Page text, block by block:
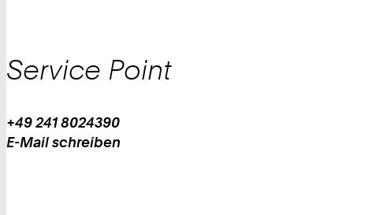
Service Point
Work
Telefon:
+49 241 8024390
Work
E-Mail schreiben